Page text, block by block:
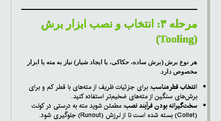
مرحله ۳: انتخاب و نصب ابزار برش
(Tooling)
هر نوع برش (برش ساده، حکاکی، یا ایجاد شیار) نیاز به مته یا ابزار
مخصوص دارد.
انتخاب قطر مناسب:برای جزئیات ظریف از مته‌های با قطر کم و برای
برش‌های سنگین از مته‌های ضخیم‌تر استفاده کنید.
سخت‌گیرانه بودن فرآیند نصب:مطمئن شوید مته به درستی در کولت
(Collet) بسته شده است تا از لرزش (Runout) جلوگیری شود.